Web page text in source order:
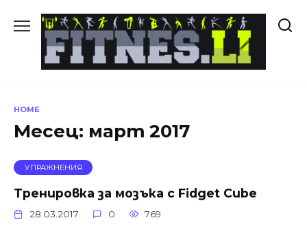
HOME
Месец: март 2017
УПРАЖНЕНИЯ
Тренировка за мозъка с Fidget Cube
28.03.2017 0 769